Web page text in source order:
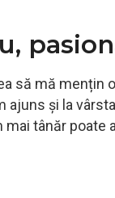
să mă
ajuns și la
mai tânăr